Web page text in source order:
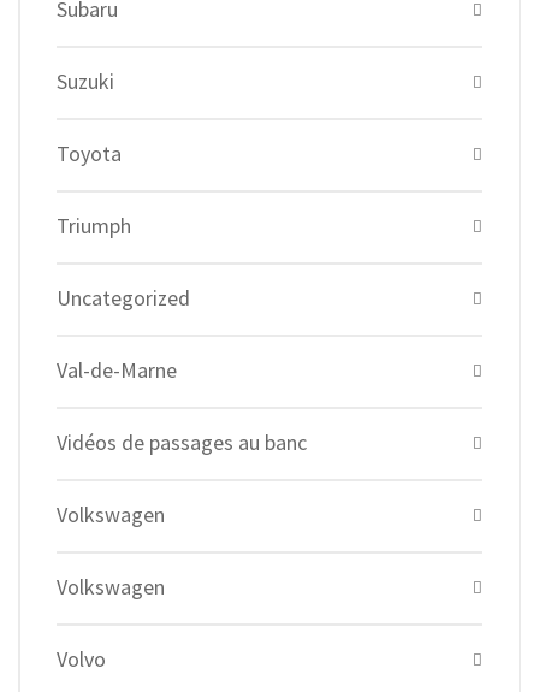
Subaru
Suzuki
Toyota
Triumph
Uncategorized
Val-de-Marne
Vidéos de passages au banc
Volkswagen
Volkswagen
Volvo